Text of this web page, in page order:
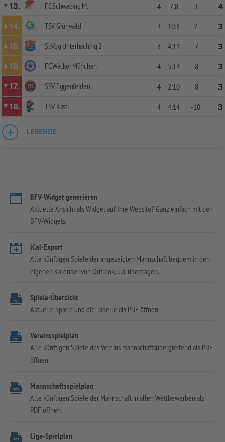
13.
FC Schwabing M. 4 7:8 -1
4
14.
TSV Grünwald 3 10:8 2
3
15.
SpVgg Unterhaching 2 3 4:11 -7
3
16.
FC Wacker München 4 5:13 -8
3
17.
SSV Eggenfelden 4 2:10 -8
3
18.
TSV Kastl 4 4:14 -10 3
LEGENDE
BFV-Widget generieren
Aktuelle Ansicht als Widget auf Ihre Website? Ganz einfach mit den
BFV-Widgets.
iCal-Export
Alle künftigen Spiele der angezeigten Mannschaft bequem in den
eigenen Kalender von Outlook, u.a. übertragen.
Spiele-Übersicht
Aktuelle Spiele und die Tabelle als PDF öffnen.
Vereinsspielplan
Alle künftigen Spiele des Vereins mannschaftsübergreifend als PDF
öffnen.
Mannschaftsspielplan
Alle künftigen Spiele der Mannschaft in allen Wettbewerben als
PDF öffnen.
Liga-Spielplan